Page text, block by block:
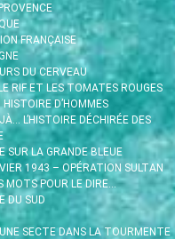
FRANÇAISE
DU CERVEAU
RIF ET LES TOMATES ROUGES
HISTOIRE D’HOMMES
L’HISTOIRE DÉCHIRÉE DES
SUR LA GRANDE BLEUE
1943 – OPÉRATION SULTAN
MOTS POUR LE DIRE…
DU SUD
SECTE DANS LA TOURMENTE